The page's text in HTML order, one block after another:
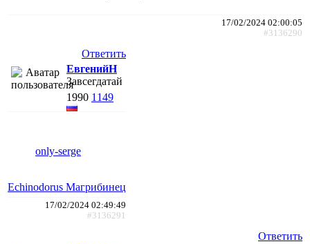
17/02/2024 02:00:05
#3136290
Ответить
ЕвгенийН
Завсегдатай
1990 1149
only-serge
Echinodorus Магрибинец
17/02/2024 02:49:49
#3136291
Ответить